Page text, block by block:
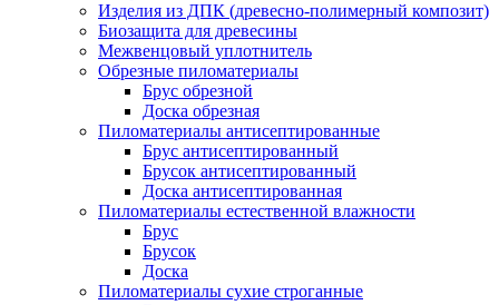
Изделия из ДПК (древесно-полимерный композит)
Биозащита для древесины
Межвенцовый уплотнитель
Обрезные пиломатериалы
Брус обрезной
Доска обрезная
Пиломатериалы антисептированные
Брус антисептированный
Брусок антисептированный
Доска антисептированная
Пиломатериалы естественной влажности
Брус
Брусок
Доска
Пиломатериалы сухие строганные